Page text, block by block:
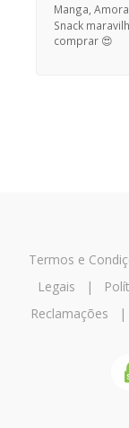
Manga,
Snack
comprar 😍
Termos e
Legais |
Reclamações |